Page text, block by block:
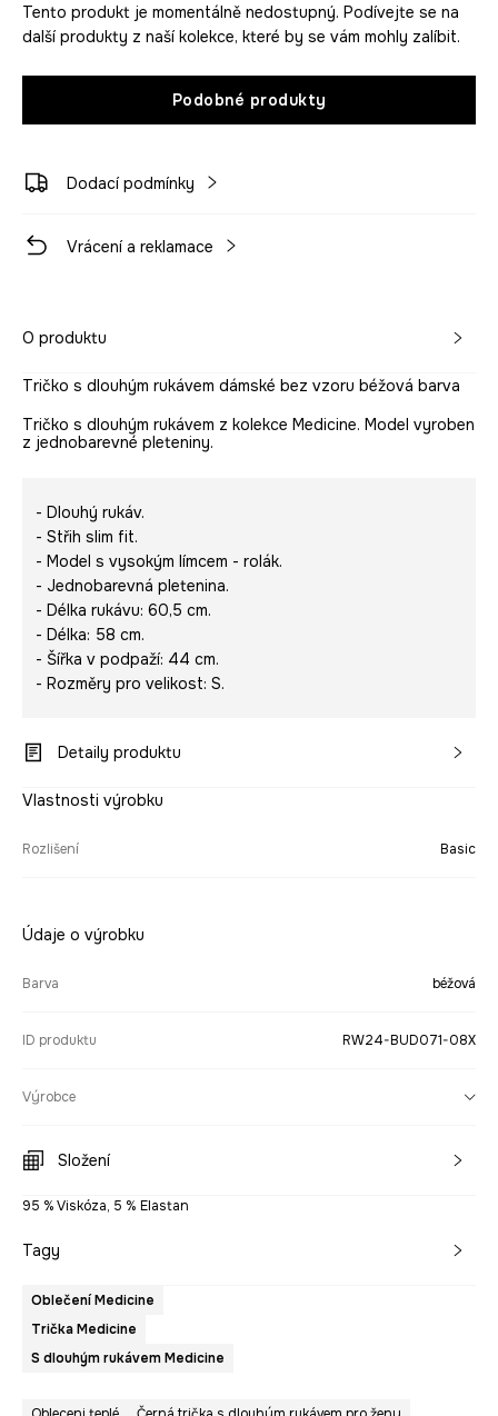
Tento produkt je momentálně nedostupný. Podívejte se na
další produkty z naší kolekce, které by se vám mohly zalíbit.
Podobné produkty
Dodací podmínky
Vrácení a reklamace
O produktu
Tričko s dlouhým rukávem dámské bez vzoru béžová barva
Tričko s dlouhým rukávem z kolekce Medicine. Model vyroben
z jednobarevné pleteniny.
- Dlouhý rukáv.
- Střih slim fit.
- Model s vysokým límcem - rolák.
- Jednobarevná pletenina.
- Délka rukávu: 60,5 cm.
- Délka: 58 cm.
- Šířka v podpaží: 44 cm.
- Rozměry pro velikost: S.
Detaily produktu
Vlastnosti výrobku
Rozlišení Basic
Údaje o výrobku
Barva béžová
ID produktu RW24-BUD071-08X
Výrobce
Složení
95 % Viskóza, 5 % Elastan
Tagy
Oblečení Medicine
Trička Medicine
S dlouhým rukávem Medicine